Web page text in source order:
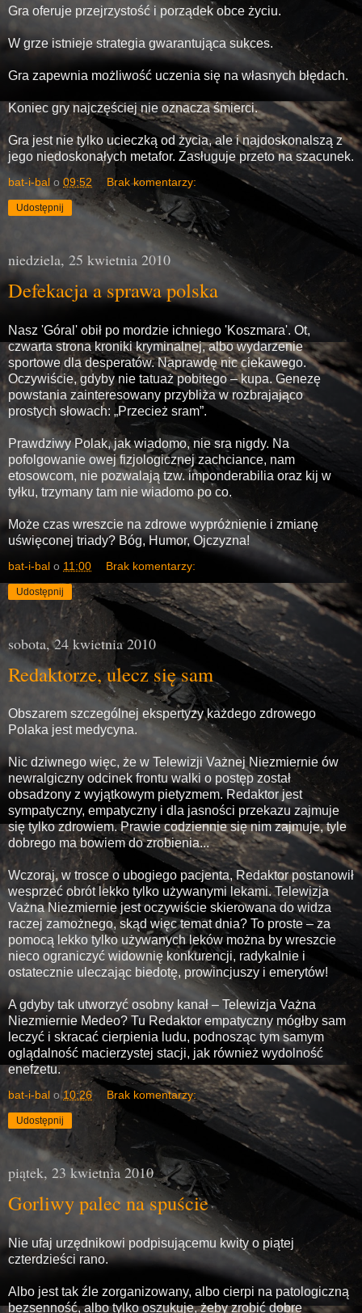
Gra oferuje przejrzystość i porządek obce życiu.
W grze istnieje strategia gwarantująca sukces.
Gra zapewnia możliwość uczenia się na własnych błędach.
Koniec gry najczęściej nie oznacza śmierci.
Gra jest nie tylko ucieczką od życia, ale i najdoskonalszą z
jego niedoskonałych metafor. Zasługuje przeto na szacunek.
bat-i-bal o 09:52 Brak komentarzy:
Udostępnij
niedziela, 25 kwietnia 2010
Defekacja a sprawa polska
Nasz 'Góral' obił po mordzie ichniego 'Koszmara'. Ot,
czwarta strona kroniki kryminalnej, albo wydarzenie
sportowe dla desperatów. Naprawdę nic ciekawego.
Oczywiście, gdyby nie tatuaż pobitego – kupa. Genezę
powstania zainteresowany przybliża w rozbrajająco
prostych słowach: „Przecież sram”.
Prawdziwy Polak, jak wiadomo, nie sra nigdy. Na
pofolgowanie owej fizjologicznej zachciance, nam
etosowcom, nie pozwalają tzw. imponderabilia oraz kij w
tyłku, trzymany tam nie wiadomo po co.
Może czas wreszcie na zdrowe wypróżnienie i zmianę
uświęconej triady? Bóg, Humor, Ojczyzna!
bat-i-bal o 11:00 Brak komentarzy:
Udostępnij
sobota, 24 kwietnia 2010
Redaktorze, ulecz się sam
Obszarem szczególnej ekspertyzy każdego zdrowego
Polaka jest medycyna.
Nic dziwnego więc, że w Telewizji Vażnej Niezmiernie ów
newralgiczny odcinek frontu walki o postęp został
obsadzony z wyjątkowym pietyzmem. Redaktor jest
sympatyczny, empatyczny i dla jasności przekazu zajmuje
się tylko zdrowiem. Prawie codziennie się nim zajmuje, tyle
dobrego ma bowiem do zrobienia...
Wczoraj, w trosce o ubogiego pacjenta, Redaktor postanowił
wesprzeć obrót lekko tylko używanymi lekami. Telewizja
Vażna Niezmiernie jest oczywiście skierowana do widza
raczej zamożnego, skąd więc temat dnia? To proste – za
pomocą lekko tylko używanych leków można by wreszcie
nieco ograniczyć widownię konkurencji, radykalnie i
ostatecznie uleczając biedotę, prowincjuszy i emerytów!
A gdyby tak utworzyć osobny kanał – Telewizja Vażna
Niezmiernie Medeo? Tu Redaktor empatyczny mógłby sam
leczyć i skracać cierpienia ludu, podnosząc tym samym
oglądalność macierzystej stacji, jak również wydolność
enefzetu.
bat-i-bal o10:26 Brak komentarzy:
Udostępnij
piątek, 23 kwietnia 2010
Gorliwy palec na spuście
Nie ufaj urzędnikowi podpisującemu kwity o piątej
czterdzieści rano.
Albo jest tak źle zorganizowany, albo cierpi na patologiczną
bezsenność, albo tylko oszukuje, żeby zrobić dobre